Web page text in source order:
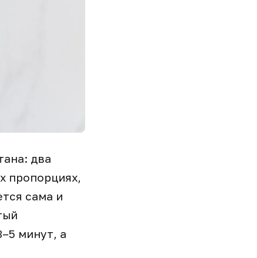
два
пропорциях,
сама и
минут, а